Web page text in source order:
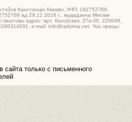
Канстанцін Кімавіч, УНП: 192752768.
ад 29.12.2016 г., выдадзена Мінскім
адрас: вул. Кахоўская, 37а-36, 220068,
e-mail: info@radzima.net. Час працы:
сайта только с письменного